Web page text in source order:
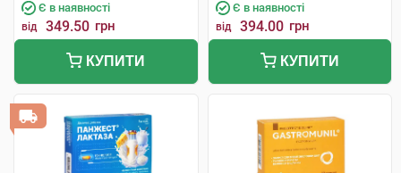
Є в наявності
від 349.50 грн
КУПИТИ
Є в наявності
від 394.00 грн
КУПИТИ